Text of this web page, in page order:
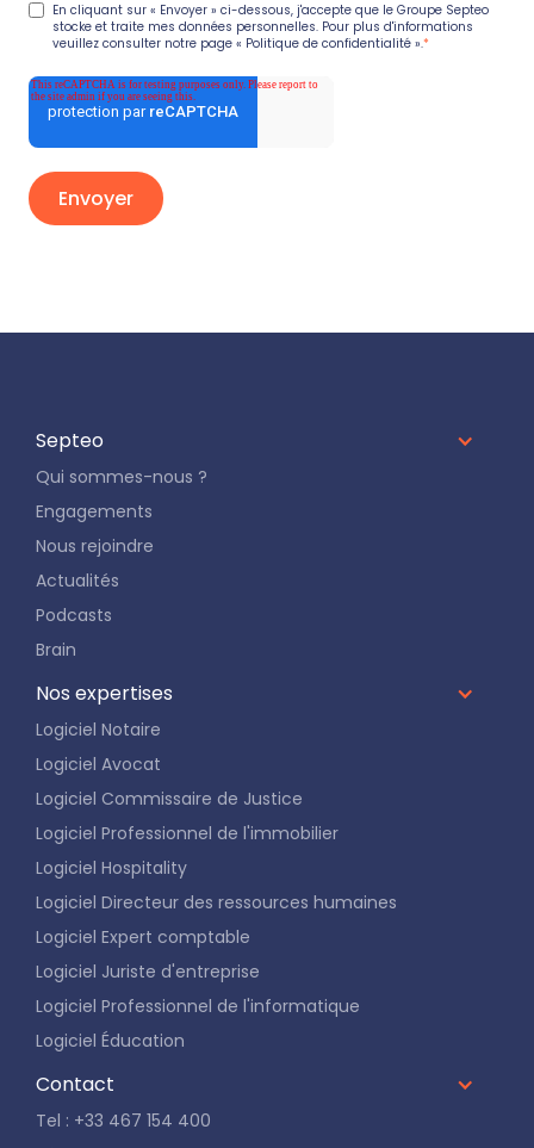
En cliquant sur « Envoyer » ci-dessous, j'accepte que le Groupe Septeo
stocke et traite mes données personnelles. Pour plus d'informations
veuillez consulter notre page « Politique de confidentialité ».*
Septeo
Qui sommes-nous ?
Engagements
Nous rejoindre
Actualités
Podcasts
Brain
Nos expertises
Logiciel Notaire
Logiciel Avocat
Logiciel Commissaire de Justice
Logiciel Professionnel de l'immobilier
Logiciel Hospitality
Logiciel Directeur des ressources humaines
Logiciel Expert comptable
Logiciel Juriste d'entreprise
Logiciel Professionnel de l'informatique
Logiciel Éducation
Contact
Tel : +33 467 154 400